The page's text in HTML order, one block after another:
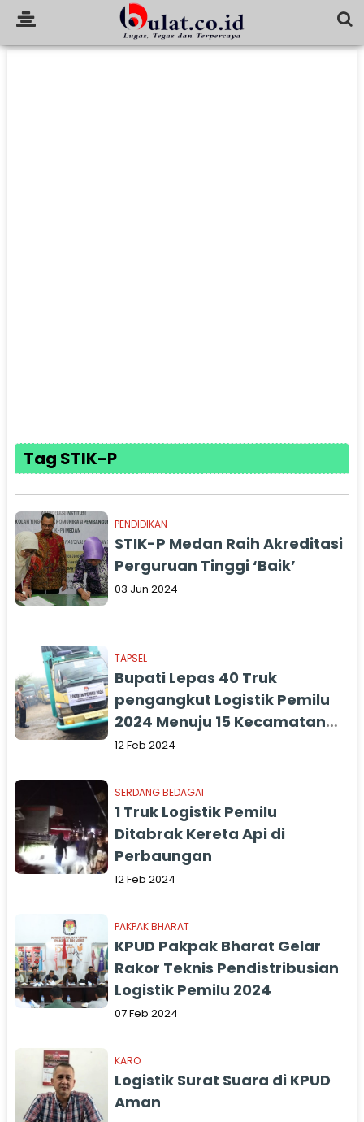
Tag STIK-P
PENDIDIKAN
STIK-P Medan Raih Akreditasi
Perguruan Tinggi ‘Baik’
03 Jun 2024
TAPSEL
Bupati Lepas 40 Truk
pengangkut Logistik Pemilu
2024 Menuju 15 Kecamatan
Se-Tapsel
12 Feb 2024
SERDANG BEDAGAI
1 Truk Logistik Pemilu
Ditabrak Kereta Api di
Perbaungan
12 Feb 2024
PAKPAK BHARAT
KPUD Pakpak Bharat Gelar
Rakor Teknis Pendistribusian
Logistik Pemilu 2024
07 Feb 2024
KARO
Logistik Surat Suara di KPUD
Aman